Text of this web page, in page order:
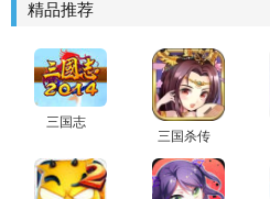
精品推荐
三国志
三国杀传
奇